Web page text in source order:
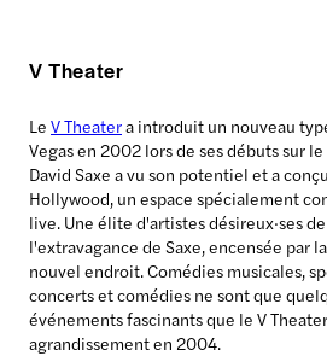
V Theater
Le V Theatera introduit un nouveau
Vegas en 2002 lors de ses débuts sur
David Saxe a vu son potentiel et a
Hollywood, un espace spécialement
live. Une élite d'artistes désireux·ses
l'extravagance de Saxe, encensée par
nouvel endroit. Comédies musicales,
concerts et comédies ne sont que
événements fascinants que le V
agrandissement en 2004.